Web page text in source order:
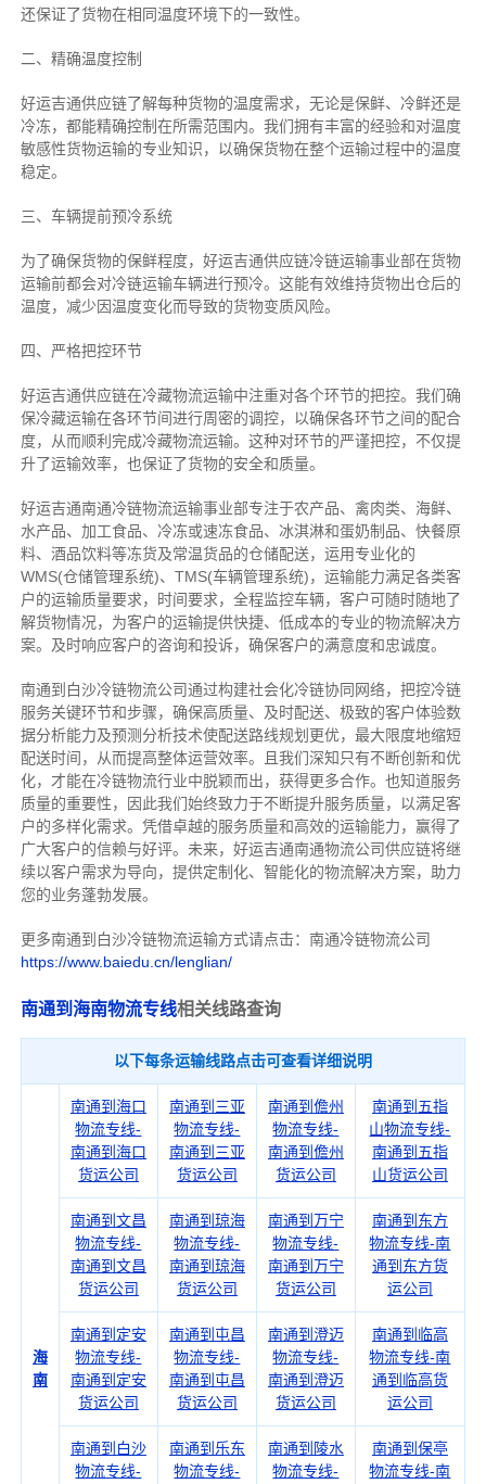
还保证了货物在相同温度环境下的一致性。
二、 精确温度控制
好运吉通供应链了解每种货物的温度需求，无论是保鲜、冷鲜还是
冷冻，都能精确控制在所需范围内。我们拥有丰富的经验和对温度
敏感性货物运输的专业知识，以确保货物在整个运输过程中的温度
稳定。
三、车辆提前预冷系统
为了确保货物的保鲜程度，好运吉通供应链冷链运输事业部在货物
运输前都会对冷链运输车辆进行预冷。这能有效维持货物出仓后的
温度，减少因温度变化而导致的货物变质风险。
四、严格把控环节
好运吉通供应链在冷藏物流运输中注重对各个环节的把控。我们确
保冷藏运输在各环节间进行周密的调控，以确保各环节之间的配合
度，从而顺利完成冷藏物流运输。这种对环节的严谨把控，不仅提
升了运输效率，也保证了货物的安全和质量。
好运吉通南通冷链物流运输事业部专注于农产品、禽肉类、海鲜、
水产品、加工食品、冷冻或速冻食品、冰淇淋和蛋奶制品、快餐原
料、酒品饮料等冻货及常温货品的仓储配送，运用专业化的
WMS(仓储管理系统)、TMS(车辆管理系统)，运输能力满足各类客
户的运输质量要求，时间要求，全程监控车辆，客户可随时随地了
解货物情况，为客户的运输提供快捷、低成本的专业的物流解决方
案。及时响应客户的咨询和投诉，确保客户的满意度和忠诚度。
南通到白沙冷链物流公司通过构建社会化冷链协同网络，把控冷链
服务关键环节和步骤，确保高质量、及时配送、极致的客户体验数
据分析能力及预测分析技术使配送路线规划更优，最大限度地缩短
配送时间，从而提高整体运营效率。且 我们深知 只有不断创新和优
化，才能在冷链物流行业中脱颖而出，获得更多合作。也知道服务
质量的重要性，因此我们始终致力于不断提升服务质量，以满足客
户的多样化需求。 凭借卓越的服务质量和高效的运输能力，赢得了
广大客户的信赖与好评。 未来，好运吉通南通物流公司供应链将继
续以客户需求为导向，提供定制化、智能化的物流解决方案，助力
您的业务蓬勃发展。
更多南通到白沙冷链物流运输方式请点击：南通冷链物流公司
https://www.baiedu.cn/lenglian/
南通到海南物流专线相关线路查询
以下每条运输线路点击可查看详细说明
海
南
南通到海口
物流专线-
南通到海口
货运公司
南通到三亚
物流专线-
南通到三亚
货运公司
南通到儋州
物流专线-
南通到儋州
货运公司
南通到五指
山物流专线-
南通到五指
山货运公司
南通到文昌
物流专线-
南通到文昌
货运公司
南通到琼海
物流专线-
南通到琼海
货运公司
南通到万宁
物流专线-
南通到万宁
货运公司
南通到东方
物流专线-南
通到东方货
运公司
南通到定安
物流专线-
南通到定安
货运公司
南通到屯昌
物流专线-
南通到屯昌
货运公司
南通到澄迈
物流专线-
南通到澄迈
货运公司
南通到临高
物流专线-南
通到临高货
运公司
南通到白沙
物流专线-
南通到乐东
物流专线-
南通到陵水
物流专线-
南通到保亭
物流专线-南